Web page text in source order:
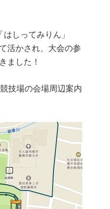
しってみりん」
活かされ、大会の参
ました！
技場の会場周辺案内